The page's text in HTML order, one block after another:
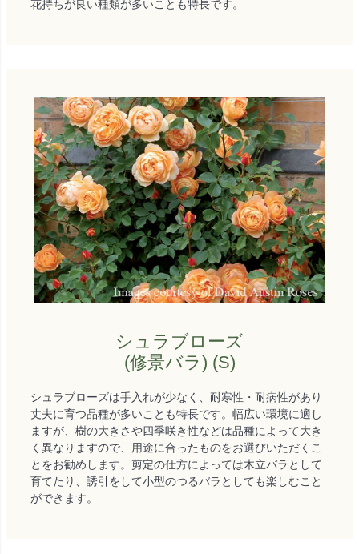
花持ちが良い種類が多いことも特長です。
シュラブローズ
(修景バラ) (S)
シュラブローズは手入れが少なく、耐寒性・耐病性があり
丈夫に育つ品種が多いことも特長です。幅広い環境に適し
ますが、樹の大きさや四季咲き性などは品種によって大き
く異なりますので、用途に合ったものをお選びいただくこ
とをお勧めします。剪定の仕方によっては木立バラとして
育てたり、誘引をして小型のつるバラとしても楽しむこと
ができます。